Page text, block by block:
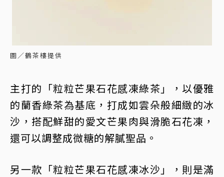
圖／鶴茶樓提供
主打的「粒粒芒果石花感凍綠茶」，以優雅
的蘭香綠茶為基底，打成如雲朵般細緻的冰
沙，搭配鮮甜的愛文芒果肉與滑脆石花凍，
還可以調整成微糖的解膩聖品。
另一款「粒粒芒果石花感凍冰沙」，則是滿